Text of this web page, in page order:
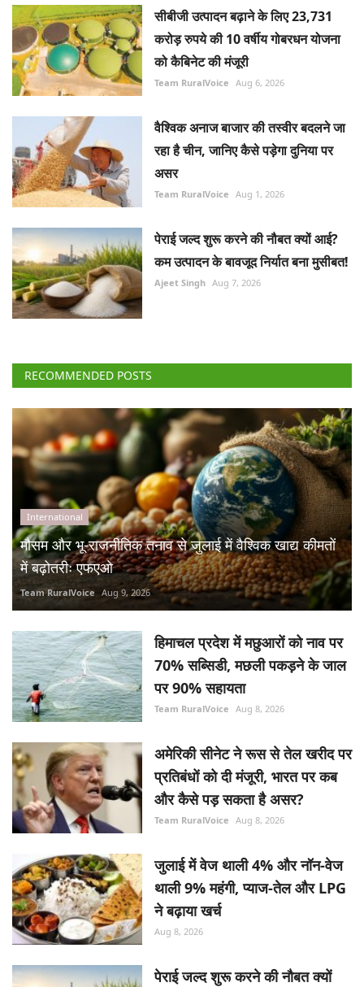
सीबीजी उत्पादन बढ़ाने के लिए 23,731
करोड़ रुपये की 10 वर्षीय गोबरधन योजना
को कैबिनेट की मंजूरी
Team RuralVoice Aug 6, 2026
वैश्विक अनाज बाजार की तस्वीर बदलने जा
रहा है चीन, जानिए कैसे पड़ेगा दुनिया पर
असर
Team RuralVoice Aug 1, 2026
पेराई जल्द शुरू करने की नौबत क्यों आई?
कम उत्पादन के बावजूद निर्यात बना मुसीबत!
Ajeet Singh Aug 7, 2026
RECOMMENDED POSTS
International
मौसम और भू-राजनीतिक तनाव से जुलाई में वैश्विक खाद्य कीमतों
में बढ़ोतरीः एफएओ
Team RuralVoice Aug 9, 2026
हिमाचल प्रदेश में मछुआरों को नाव पर
70% सब्सिडी, मछली पकड़ने के जाल
पर 90% सहायता
Team RuralVoice Aug 8, 2026
अमेरिकी सीनेट ने रूस से तेल खरीद पर
प्रतिबंधों को दी मंजूरी, भारत पर कब
और कैसे पड़ सकता है असर?
Team RuralVoice Aug 8, 2026
जुलाई में वेज थाली 4% और नॉन-वेज
थाली 9% महंगी, प्याज-तेल और LPG
ने बढ़ाया खर्च
Aug 8, 2026
पेराई जल्द शुरू करने की नौबत क्यों